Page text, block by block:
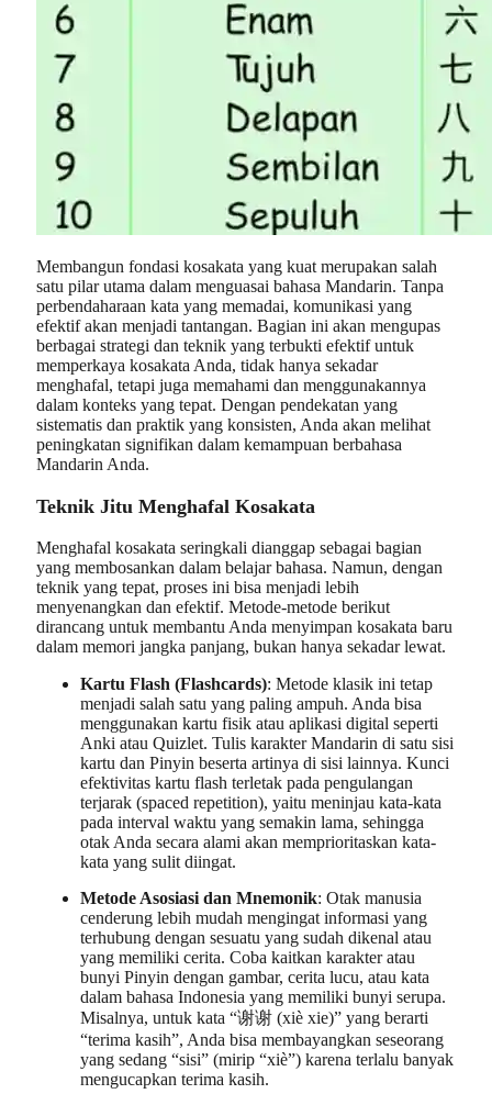
Membangun fondasi kosakata yang kuat merupakan salah
satu pilar utama dalam menguasai bahasa Mandarin. Tanpa
perbendaharaan kata yang memadai, komunikasi yang
efektif akan menjadi tantangan. Bagian ini akan mengupas
berbagai strategi dan teknik yang terbukti efektif untuk
memperkaya kosakata Anda, tidak hanya sekadar
menghafal, tetapi juga memahami dan menggunakannya
dalam konteks yang tepat. Dengan pendekatan yang
sistematis dan praktik yang konsisten, Anda akan melihat
peningkatan signifikan dalam kemampuan berbahasa
Mandarin Anda.
Teknik Jitu Menghafal Kosakata
Menghafal kosakata seringkali dianggap sebagai bagian
yang membosankan dalam belajar bahasa. Namun, dengan
teknik yang tepat, proses ini bisa menjadi lebih
menyenangkan dan efektif. Metode-metode berikut
dirancang untuk membantu Anda menyimpan kosakata baru
dalam memori jangka panjang, bukan hanya sekadar lewat.
Kartu Flash (Flashcards): Metode klasik ini tetap
menjadi salah satu yang paling ampuh. Anda bisa
menggunakan kartu fisik atau aplikasi digital seperti
Anki atau Quizlet. Tulis karakter Mandarin di satu sisi
kartu dan Pinyin beserta artinya di sisi lainnya. Kunci
efektivitas kartu flash terletak pada pengulangan
terjarak (spaced repetition), yaitu meninjau kata-kata
pada interval waktu yang semakin lama, sehingga
otak Anda secara alami akan memprioritaskan kata-
kata yang sulit diingat.
Metode Asosiasi dan Mnemonik: Otak manusia
cenderung lebih mudah mengingat informasi yang
terhubung dengan sesuatu yang sudah dikenal atau
yang memiliki cerita. Coba kaitkan karakter atau
bunyi Pinyin dengan gambar, cerita lucu, atau kata
dalam bahasa Indonesia yang memiliki bunyi serupa.
Misalnya, untuk kata “谢谢 (xiè xie)” yang berarti
“terima kasih”, Anda bisa membayangkan seseorang
yang sedang “sisi” (mirip “xiè”) karena terlalu banyak
mengucapkan terima kasih.